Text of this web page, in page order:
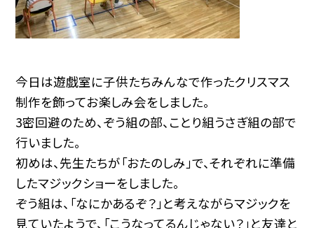
今日は遊戯室に子供たちみんなで作ったクリスマス
制作を飾ってお楽しみ会をしました。
3密回避のため、ぞう組の部、ことり組うさぎ組の部で
行いました。
初めは、先生たちが「おたのしみ」で、それぞれに準備
したマジックショーをしました。
ぞう組は、「なにかあるぞ？」と考えながらマジックを
見ていたようで、「こうなってるんじゃない？」と友達と